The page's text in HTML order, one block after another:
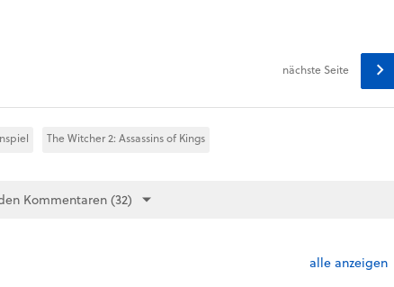
nächste Seite
The Witcher 2: Assassins of Kings
Kommentaren (32)
alle anzeigen